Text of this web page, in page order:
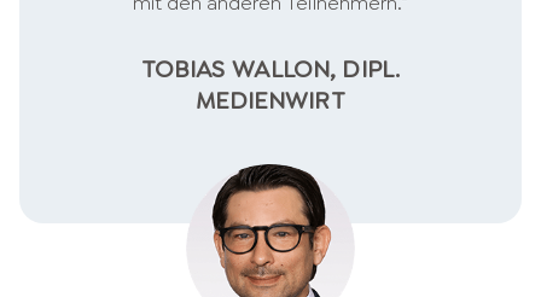
TOBIAS WALLON, DIPL.
MEDIENWIRT